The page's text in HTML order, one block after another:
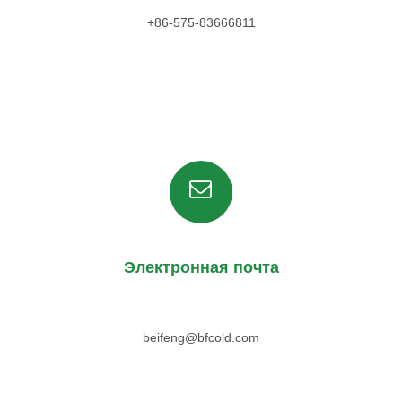
+86-575-83666811
Электронная почта
beifeng@bfcold.com